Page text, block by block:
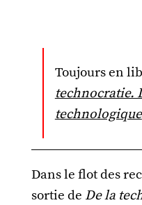
Toujours en
technocratie.
technologique
Dans le flot des
sortie de De la